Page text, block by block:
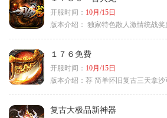
开服时间： 10月/15日
版本介绍： 独家特色散人激情统战奖
１７６免费
开服时间： 10月/15日
版本介绍： 荐 简单怀旧复古三天拿
复古大极品新神器